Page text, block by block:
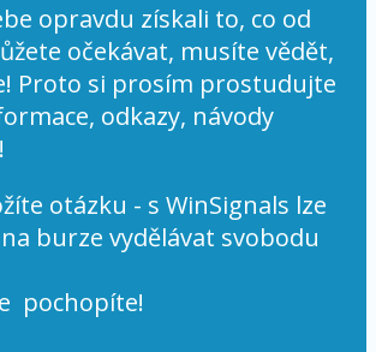
opravdu získali to, co od
očekávat, musíte vědět,
Proto si prosím prostudujte
odkazy, návody
otázku - s WinSignals lze
burze vydělávat svobodu
pochopíte!